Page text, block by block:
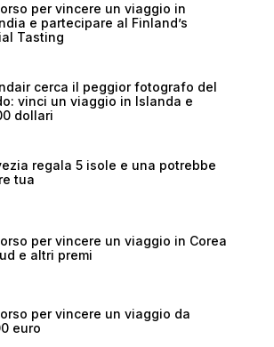
per vincere un viaggio in
e partecipare al Finland’s
Tasting
cerca il peggior fotografo del
vinci un viaggio in Islanda e
dollari
regala 5 isole e una potrebbe
tua
per vincere un viaggio in Corea
e altri premi
per vincere un viaggio da
euro